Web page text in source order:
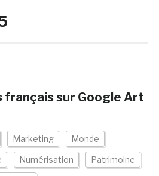
français sur Google Art
Marketing Monde
Numérisation Patrimoine